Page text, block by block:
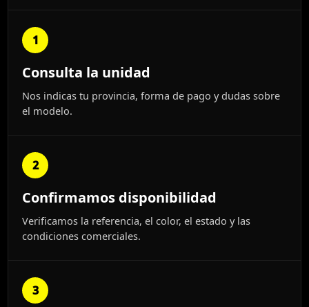
1
Consulta la unidad
Nos indicas tu provincia, forma de pago y dudas sobre
el modelo.
2
Confirmamos disponibilidad
Verificamos la referencia, el color, el estado y las
condiciones comerciales.
3